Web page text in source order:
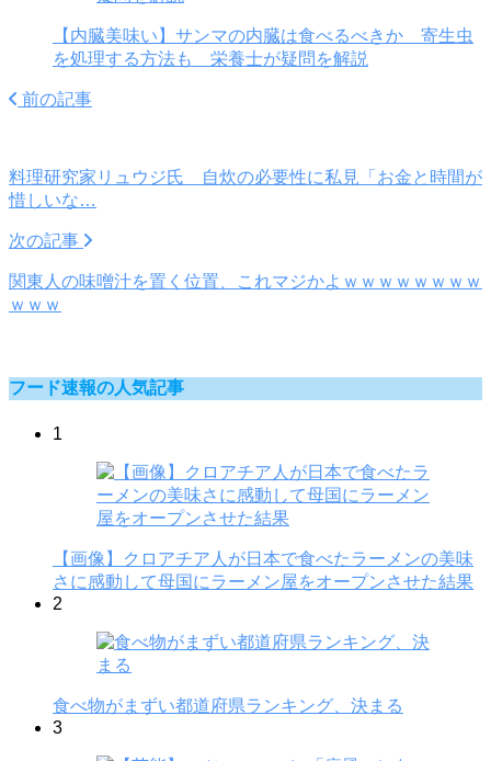
【内臓美味い】サンマの内臓は食べるべきか 寄生虫
を処理する方法も 栄養士が疑問を解説
前の記事
料理研究家リュウジ氏 自炊の必要性に私見「お金と時間が
惜しいな…
次の記事
関東人の味噌汁を置く位置、これマジかよｗｗｗｗｗｗｗｗ
ｗｗｗ
フード速報の人気記事
1
【画像】クロアチア人が日本で食べたラーメンの美味
さに感動して母国にラーメン屋をオープンさせた結果
2
食べ物がまずい都道府県ランキング、決まる
3